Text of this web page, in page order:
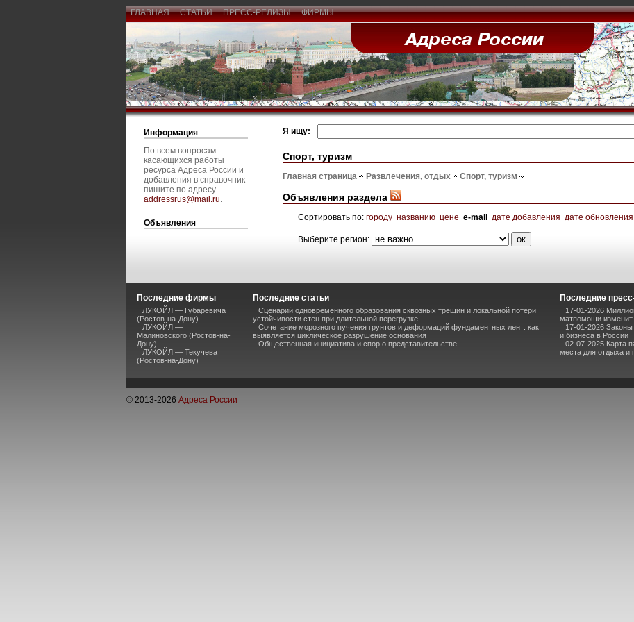
ГЛАВНАЯ СТАТЬИ ПРЕСС-РЕЛИЗЫ ФИРМЫ
Информация
По всем вопросам
касающихся работы
ресурса Адреса России и
добавления в справочник
пишите по адресу
addressrus@mail.ru.
Объявления
Я ищу:
Спорт, туризм
Главная страница Развлечения, отдых Спорт, туризм
Объявления раздела
Сортировать по: городу названию цене e-mail дате добавления дате обновления
Выберите регион:
Последние фирмы
ЛУКОЙЛ — Губаревича
(Ростов-на-Дону)
ЛУКОЙЛ —
Малиновского (Ростов-на-
Дону)
ЛУКОЙЛ — Текучева
(Ростов-на-Дону)
Последние статьи
Сценарий одновременного образования сквозных трещин и локальной потери
устойчивости стен при длительной перегрузке
Сочетание морозного пучения грунтов и деформаций фундаментных лент: как
выявляется циклическое разрушение основания
Общественная инициатива и спор о представительстве
Последние
17-01-2026
матпомощи изменит
17-01-2026
и бизнеса в России
02-07-2025 Карта
места для отдыха и
© 2013-2026 Адреса России